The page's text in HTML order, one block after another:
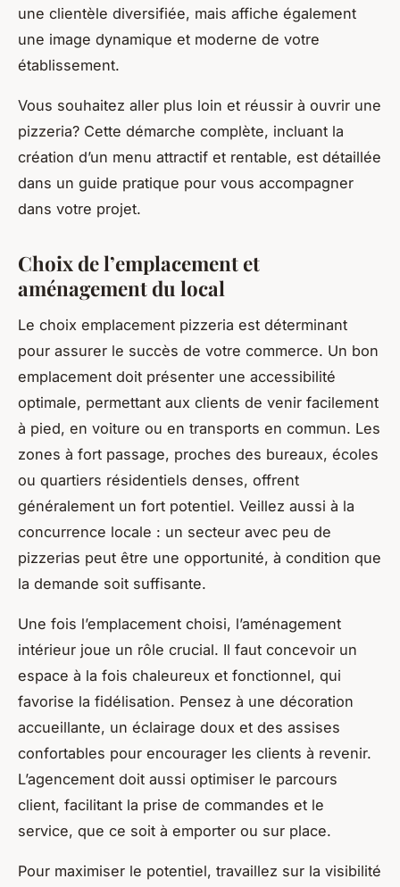
une clientèle diversifiée, mais affiche également
une image dynamique et moderne de votre
établissement.
Vous souhaitez aller plus loin et réussir à ouvrir une
pizzeria? Cette démarche complète, incluant la
création d’un menu attractif et rentable, est détaillée
dans un guide pratique pour vous accompagner
dans votre projet.
Choix de l’emplacement et
aménagement du local
Le choix emplacement pizzeria est déterminant
pour assurer le succès de votre commerce. Un bon
emplacement doit présenter une accessibilité
optimale, permettant aux clients de venir facilement
à pied, en voiture ou en transports en commun. Les
zones à fort passage, proches des bureaux, écoles
ou quartiers résidentiels denses, offrent
généralement un fort potentiel. Veillez aussi à la
concurrence locale : un secteur avec peu de
pizzerias peut être une opportunité, à condition que
la demande soit suffisante.
Une fois l’emplacement choisi, l’aménagement
intérieur joue un rôle crucial. Il faut concevoir un
espace à la fois chaleureux et fonctionnel, qui
favorise la fidélisation. Pensez à une décoration
accueillante, un éclairage doux et des assises
confortables pour encourager les clients à revenir.
L’agencement doit aussi optimiser le parcours
client, facilitant la prise de commandes et le
service, que ce soit à emporter ou sur place.
Pour maximiser le potentiel, travaillez sur la visibilité